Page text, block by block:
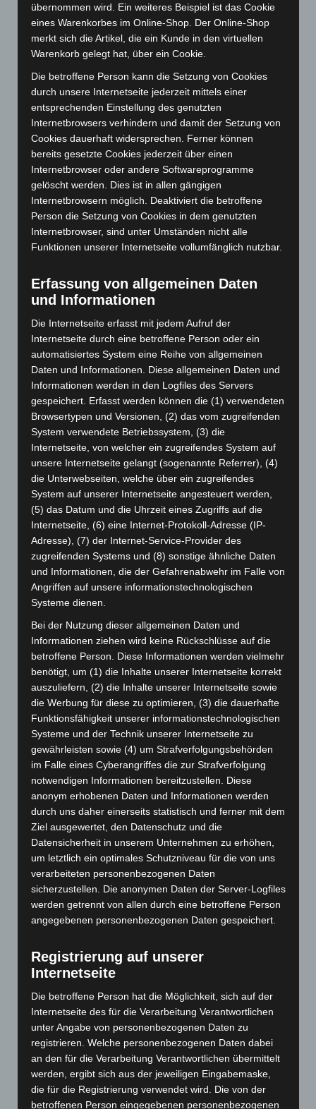
Art.-Nr. 11220-1
tie, pure silk, jacquard woven, 8,5 cm width,
smaler width available, quantity on request
Price: 5,00 € plus tax & shipping
Art.-Nr. 11221-1
tie, pure silk, jacquard woven, 8,5 cm width,
smaler width available, quantity on request
Price: 5,00 € plus tax & shipping
Art.-Nr. 11222-2
tie, pure silk, jacquard woven, 8,5 cm width,
smaler width available, quantity on request
Price: 0,00 € plus tax & shipping
Art.-Nr. 11223-0
tie, pure silk, jacquard woven, 8,5 cm width,
smaler width available, quantity on request
Price: 5,00 € plus tax & shipping
übernommen wird. Ein weiteres Beispiel ist das Cookie
eines Warenkorbes im Online-Shop. Der Online-Shop
merkt sich die Artikel, die ein Kunde in den virtuellen
Warenkorb gelegt hat, über ein Cookie.
Die betroffene Person kann die Setzung von Cookies
durch unsere Internetseite jederzeit mittels einer
entsprechenden Einstellung des genutzten
Internetbrowsers verhindern und damit der Setzung von
Cookies dauerhaft widersprechen. Ferner können
bereits gesetzte Cookies jederzeit über einen
Internetbrowser oder andere Softwareprogramme
gelöscht werden. Dies ist in allen gängigen
Internetbrowsern möglich. Deaktiviert die betroffene
Person die Setzung von Cookies in dem genutzten
Internetbrowser, sind unter Umständen nicht alle
Funktionen unserer Internetseite vollumfänglich nutzbar.
Erfassung von allgemeinen Daten
und Informationen
Die Internetseite erfasst mit jedem Aufruf der
Internetseite durch eine betroffene Person oder ein
automatisiertes System eine Reihe von allgemeinen
Daten und Informationen. Diese allgemeinen Daten und
Informationen werden in den Logfiles des Servers
gespeichert. Erfasst werden können die (1) verwendeten
Browsertypen und Versionen, (2) das vom zugreifenden
System verwendete Betriebssystem, (3) die
Internetseite, von welcher ein zugreifendes System auf
unsere Internetseite gelangt (sogenannte Referrer), (4)
die Unterwebseiten, welche über ein zugreifendes
System auf unserer Internetseite angesteuert werden,
(5) das Datum und die Uhrzeit eines Zugriffs auf die
Internetseite, (6) eine Internet-Protokoll-Adresse (IP-
Adresse), (7) der Internet-Service-Provider des
zugreifenden Systems und (8) sonstige ähnliche Daten
und Informationen, die der Gefahrenabwehr im Falle von
Angriffen auf unsere informationstechnologischen
Systeme dienen.
Bei der Nutzung dieser allgemeinen Daten und
Informationen ziehen wird keine Rückschlüsse auf die
betroffene Person. Diese Informationen werden vielmehr
benötigt, um (1) die Inhalte unserer Internetseite korrekt
auszuliefern, (2) die Inhalte unserer Internetseite sowie
die Werbung für diese zu optimieren, (3) die dauerhafte
Funktionsfähigkeit unserer informationstechnologischen
Systeme und der Technik unserer Internetseite zu
gewährleisten sowie (4) um Strafverfolgungsbehörden
im Falle eines Cyberangriffes die zur Strafverfolgung
notwendigen Informationen bereitzustellen. Diese
anonym erhobenen Daten und Informationen werden
durch uns daher einerseits statistisch und ferner mit dem
Ziel ausgewertet, den Datenschutz und die
Datensicherheit in unserem Unternehmen zu erhöhen,
um letztlich ein optimales Schutzniveau für die von uns
verarbeiteten personenbezogenen Daten
sicherzustellen. Die anonymen Daten der Server-Logfiles
werden getrennt von allen durch eine betroffene Person
angegebenen personenbezogenen Daten gespeichert.
Registrierung auf unserer
Internetseite
Die betroffene Person hat die Möglichkeit, sich auf der
Internetseite des für die Verarbeitung Verantwortlichen
unter Angabe von personenbezogenen Daten zu
registrieren. Welche personenbezogenen Daten dabei
an den für die Verarbeitung Verantwortlichen übermittelt
werden, ergibt sich aus der jeweiligen Eingabemaske,
die für die Registrierung verwendet wird. Die von der
betroffenen Person eingegebenen personenbezogenen